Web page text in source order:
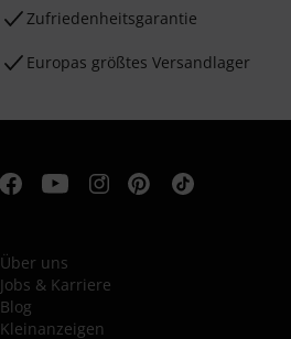
Zufriedenheitsgarantie
Europas größtes Versandlager
Über uns
Jobs & Karriere
Blog
Kleinanzeigen